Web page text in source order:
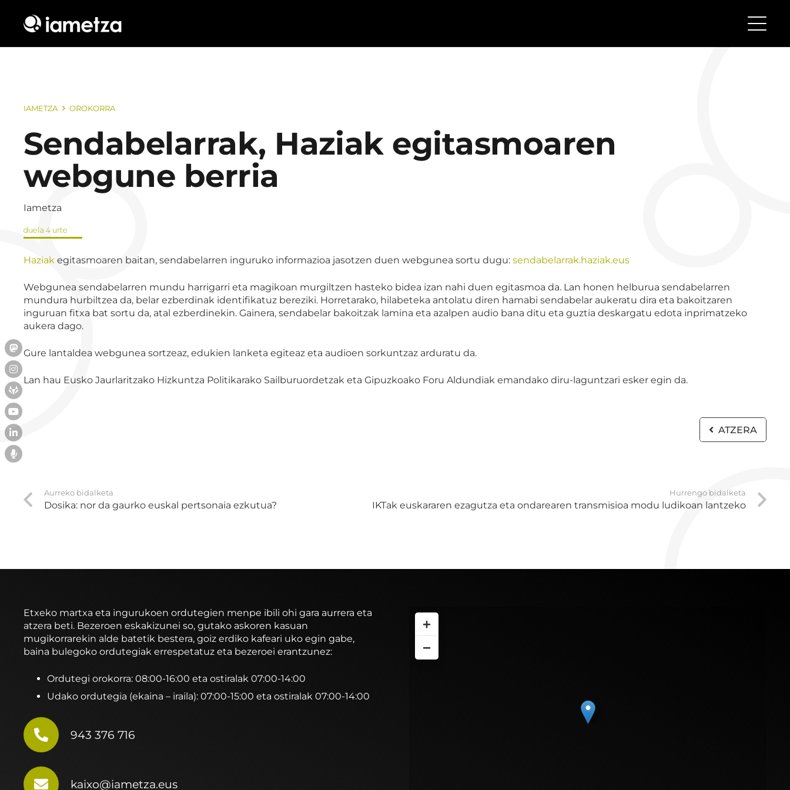
IAMETZA OROKORRA
Sendabelarrak, Haziak egitasmoaren
webgune berria
Iametza
duela 4 urte
Haziak egitasmoaren baitan, sendabelarren inguruko informazioa jasotzen duen webgunea sortu dugu: sendabelarrak.haziak.eus
Webgunea sendabelarren mundu harrigarri eta magikoan murgiltzen hasteko bidea izan nahi duen egitasmoa da. Lan honen helburua sendabelarren
mundura hurbiltzea da, belar ezberdinak identifikatuz bereziki. Horretarako, hilabeteka antolatu diren hamabi sendabelar aukeratu dira eta bakoitzaren
inguruan fitxa bat sortu da, atal ezberdinekin. Gainera, sendabelar bakoitzak lamina eta azalpen audio bana ditu eta guztia deskargatu edota inprimatzeko
aukera dago.
Gure lantaldea webgunea sortzeaz, edukien lanketa egiteaz eta audioen sorkuntzaz arduratu da.
Lan hau Eusko Jaurlaritzako Hizkuntza Politikarako Sailburuordetzak eta Gipuzkoako Foru Aldundiak emandako diru-laguntzari esker egin da.
ATZERA
Aurreko bidalketa
Dosika: nor da gaurko euskal pertsonaia ezkutua?
Hurrengo bidalketa
IKTak euskararen ezagutza eta ondarearen transmisioa modu ludikoan lantzeko
Etxeko martxa eta ingurukoen ordutegien menpe ibili ohi gara aurrera eta
atzera beti. Bezeroen eskakizunei so, gutako askoren kasuan
mugikorrarekin alde batetik bestera, goiz erdiko kafeari uko egin gabe,
baina bulegoko ordutegiak errespetatuz eta bezeroei erantzunez:
Ordutegi orokorra: 08:00-16:00 eta ostiralak 07:00-14:00
Udako ordutegia (ekaina – iraila): 07:00-15:00 eta ostiralak 07:00-14:00
943 376 716
kaixo@iametza.eus
+
−